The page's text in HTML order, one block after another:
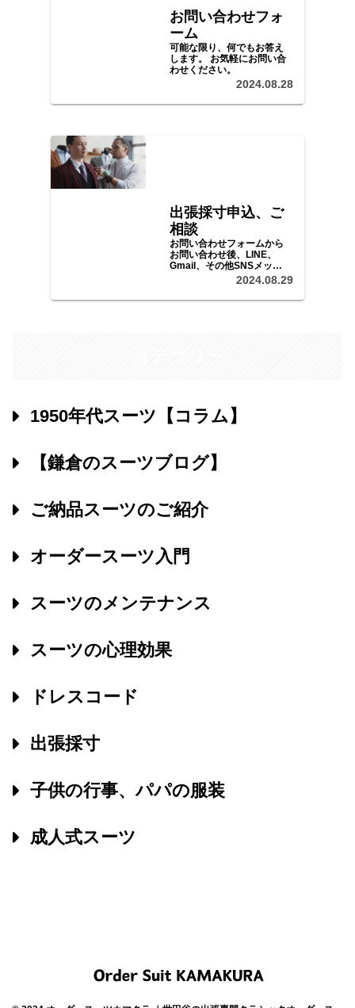
お問い合わせフォ
ーム
可能な限り、何でもお答え
します。 お気軽にお問い合
わせください。
2024.08.28
出張採寸申込、ご
相談
お問い合わせフォームから
お問い合わせ後、LINE、
Gmail、その他SNSメッセ
ージ等で、ご予算、ご希望
等をご調整の上、採寸、ご
2024.08.29
1950年代スーツ【コラム】
【鎌倉のスーツブログ】
ご納品スーツのご紹介
オーダースーツ入門
スーツのメンテナンス
スーツの心理効果
ドレスコード
出張採寸
子供の行事、パパの服装
成人式スーツ